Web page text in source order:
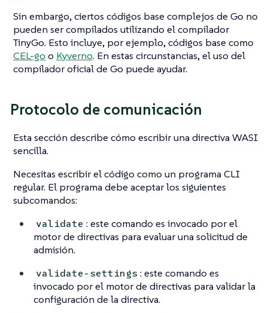
Sin embargo, ciertos códigos base complejos de Go no
pueden ser compilados utilizando el compilador
TinyGo. Esto incluye, por ejemplo, códigos base como
CEL-go o Kyverno. En estas circunstancias, el uso del
compilador oficial de Go puede ayudar.
Protocolo de comunicación
Esta sección describe cómo escribir una directiva WASI
sencilla.
Necesitas escribir el código como un programa CLI
regular. El programa debe aceptar los siguientes
subcomandos:
validate : este comando es invocado por el
motor de directivas para evaluar una solicitud de
admisión.
validate-settings : este comando es
invocado por el motor de directivas para validar la
configuración de la directiva.